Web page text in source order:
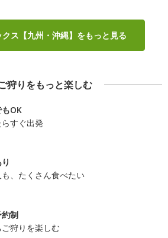
ス【九州・沖縄】をもっと見る
狩りをもっと楽しむ
OK
すぐ出発
、たくさん食べたい
約制
狩りを楽しむ